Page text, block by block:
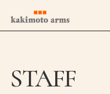
STAFF